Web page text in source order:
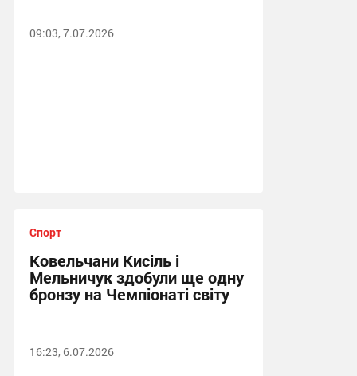
09:03, 7.07.2026
Спорт
Ковельчани Кисіль і
Мельничук здобули ще одну
бронзу на Чемпіонаті світу
16:23, 6.07.2026